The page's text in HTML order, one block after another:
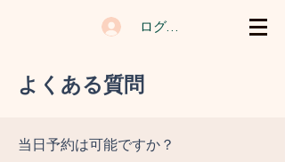
ログイン
よくある質問
当日予約は可能ですか？